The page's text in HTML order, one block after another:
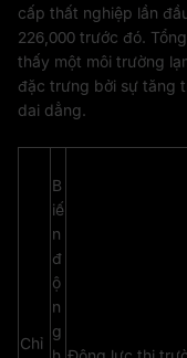
cấp thất nghiệp lần
226,000 trước đó.
thấy một môi trường
đặc trưng bởi sự tăng
dai dẳng.
Chỉ
B
iế
n
đ
ộ
n
g